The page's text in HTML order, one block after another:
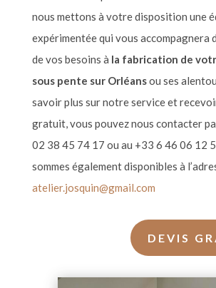
nous mettons à votre disposition une
expérimentée qui vous accompagnera
de vos besoins à la fabrication de
sous pente sur Orléansou ses
savoir plus sur notre service et
gratuit, vous pouvez nous contacter
02 38 45 74 17 ou au +33 6 46 06 12
sommes également disponibles à l’
atelier.josquin@gmail.com
DEVIS